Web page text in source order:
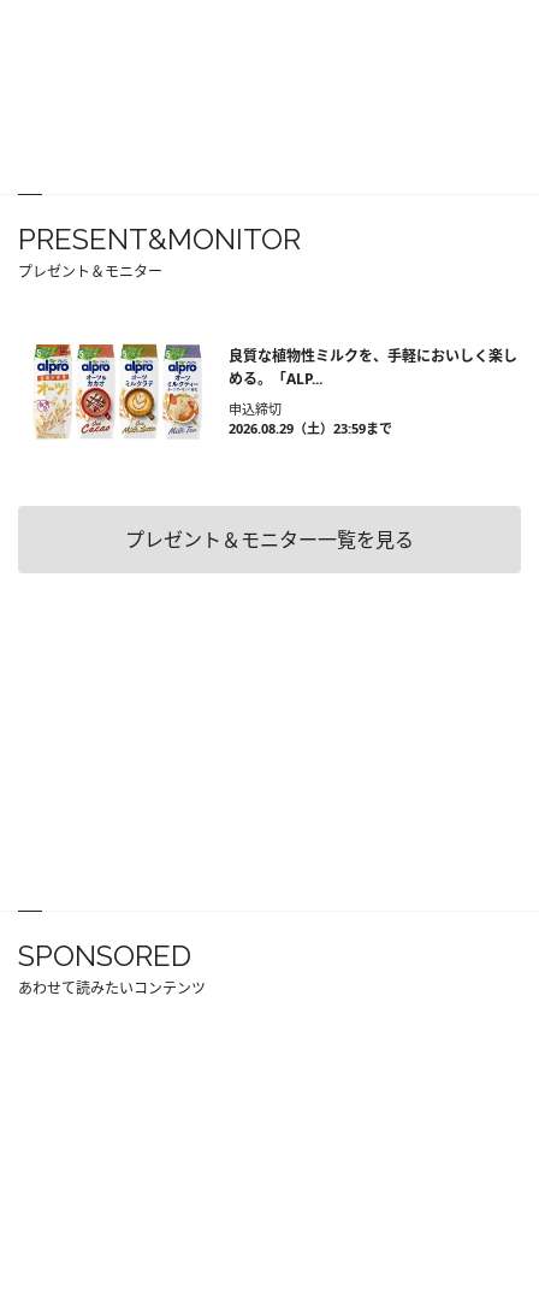
PRESENT&MONITOR
プレゼント＆モニター
良質な植物性ミルクを、手軽においしく楽し
める。「ALP...
申込締切
2026.08.29（土）23:59まで
プレゼント＆モニター一覧を見る
SPONSORED
あわせて読みたいコンテンツ